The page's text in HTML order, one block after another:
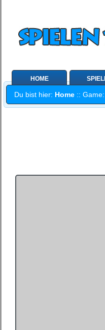
Du bist hier: Home ::
HOME